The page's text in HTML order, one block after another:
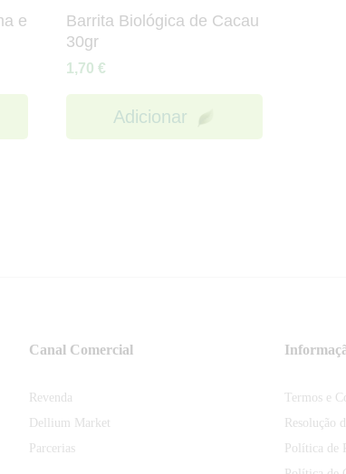
e
Barrita Biológica de Cacau
30gr
1,70€
Adicionar
Canal Comercial
Revenda
Dellium Market
Parcerias
Termos e
Resolução
Política de